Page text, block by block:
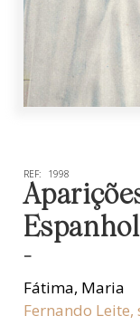
REF: 1998
-
Fátima, Maria
Fernando Leite,